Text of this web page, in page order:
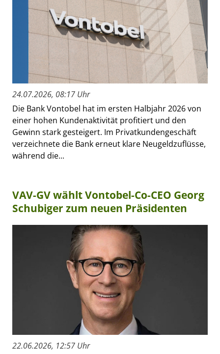
24.07.2026, 08:17 Uhr
Die Bank Vontobel hat im ersten Halbjahr 2026 von
einer hohen Kundenaktivität profitiert und den
Gewinn stark gesteigert. Im Privatkundengeschäft
verzeichnete die Bank erneut klare Neugeldzuflüsse,
während die...
VAV-GV wählt Vontobel-Co-CEO Georg
Schubiger zum neuen Präsidenten
22.06.2026, 12:57 Uhr